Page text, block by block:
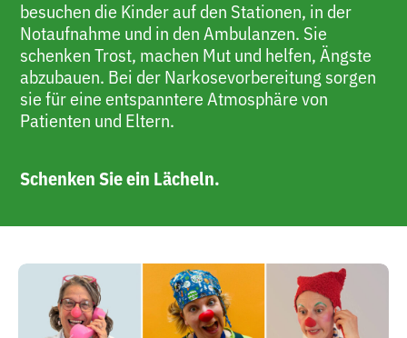
besuchen die Kinder auf den Stationen, in der
Notaufnahme und in den Ambulanzen. Sie
schenken Trost, machen Mut und helfen, Ängste
abzubauen. Bei der Narkosevorbereitung sorgen
sie für eine entspanntere Atmosphäre von
Patienten und Eltern.
Schenken Sie ein Lächeln.